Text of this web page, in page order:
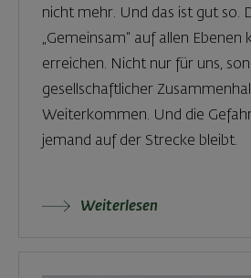
nicht mehr. Und das ist gut so.
„Gemeinsam“ auf allen
erreichen. Nicht nur für uns,
gesellschaftlicher
Weiterkommen. Und die
jemand auf der Strecke bleibt.
Weiterlesen